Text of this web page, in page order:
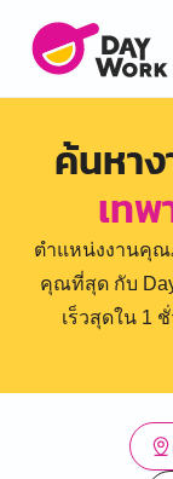
ค้นหา
เท
ตำแหน่งงานคุ
คุณที่สุด กับ
เร็วสุดใน 1